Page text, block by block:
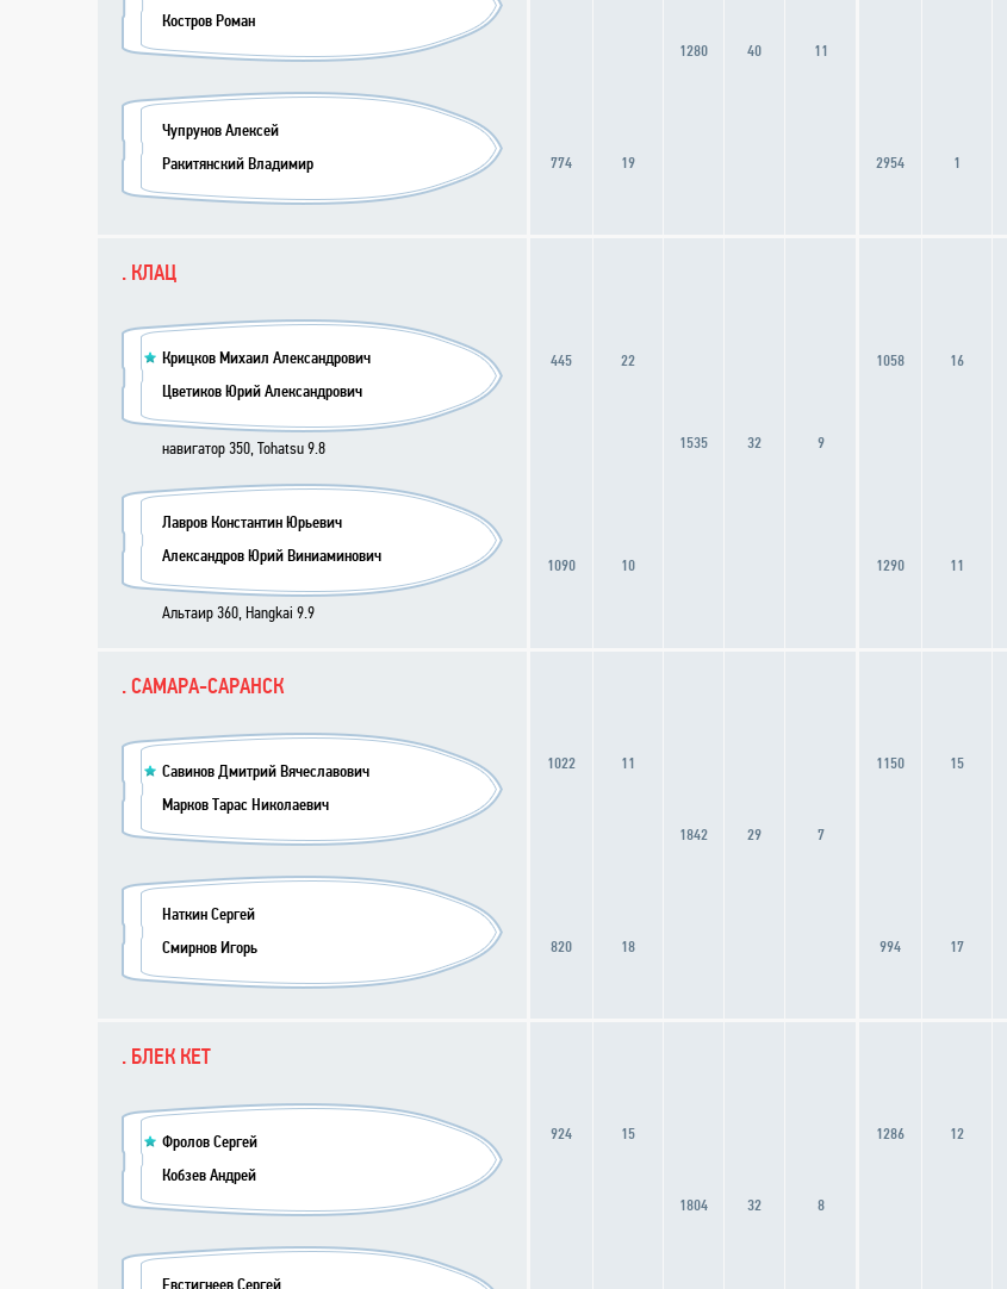
Костров Роман
1280 40 11
Чупрунов Алексей
Ракитянский Владимир
774 19 2954 1
. КЛАЦ
Крицков Михаил Александрович
Цветиков Юрий Александрович
навигатор 350, Tohatsu 9.8
445 22
1535 32 9
1058 16
Лавров Константин Юрьевич
Александров Юрий Виниаминович
Альтаир 360, Hangkai 9.9
1090 10 1290 11
. САМАРА-САРАНСК
Савинов Дмитрий Вячеславович
Марков Тарас Николаевич
1022 11
1842 29 7
1150 15
Наткин Сергей
Смирнов Игорь
820 18 994 17
. БЛЕК КЕТ
Фролов Сергей
Кобзев Андрей
924 15
1804 32 8
1286 12
Евстигнеев Сергей